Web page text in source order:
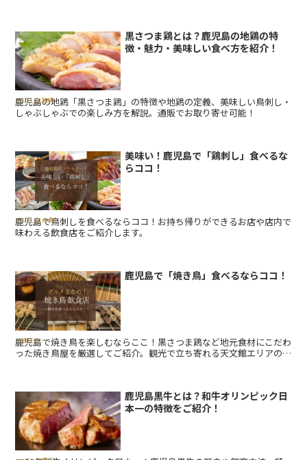
かごしま地鶏
黒さつま鶏とは？鹿児島の地鶏の特
徴・魅力・美味しい食べ方を紹介！
鹿児島の地鶏「黒さつま鶏」の特徴や地鶏の定義、美味しい鳥刺し・
しゃぶしゃぶでの楽しみ方を解説。通販でお取り寄せ可能！
かごしまの食
美味い！鹿児島で「鶏刺し」食べるな
らココ！
鹿児島で鳥刺しを食べるならココ！お持ち帰りができるお店や店内で
味わえる飲食店をご紹介します。
お知らせ
鹿児島で「焼き鳥」食べるならココ！
鹿児島で焼き鳥を楽しむならここ！黒さつま鶏など地元食材にこだわ
った焼き鳥屋を厳選してご紹介。観光で立ち寄れる天文館エリアの名
鹿児島黒牛とは？和牛オリンピック日
本一の特徴をご紹介！